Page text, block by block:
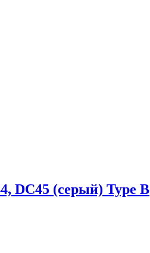
DC45 (серый) Type B